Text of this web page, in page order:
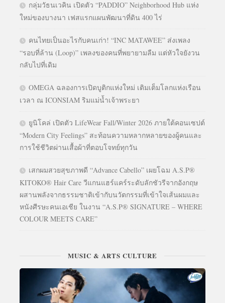
กลุ่มวัธนเวคิน เปิดตัว “PADDIO” Neighborhood Hub แห่ง
ใหม่ของบางนา เฟสแรกแผนพัฒนาที่ดิน 400 ไร่
คนไทยเป็นอะไรกับคนเก่า! “INC MATAWEE” ส่งเพลง
“รอบที่ล้าน (Loop)” เพลงของคนที่พยายามลืม แต่หัวใจยังวน
กลับไปที่เดิม
OMEGA ฉลองการเปิดบูติกแห่งใหม่ เติมเต็มโลกแห่งเรือน
เวลา ณ ICONSIAM ริมแม่น้ำเจ้าพระยา
ยูนิโคล่ เปิดตัว LifeWear Fall/Winter 2026 ภายใต้คอนเซปต์
“Modern City Feelings” สะท้อนความหลากหลายของผู้คนและ
การใช้ชีวิตผ่านเสื้อผ้าที่ตอบโจทย์ทุกวัน
เสกผมสวยสุขภาพดี “Advance Cabello” เผยโฉม A.S.P®
KITOKO® Hair Care วีแกนแฮร์แคร์ระดับลักชัวรีจากอังกฤษ
ผสานพลังจากธรรมชาติเข้ากับนวัตกรรมที่เข้าใจเส้นผมและ
หนังศีรษะคนเอเชีย ในงาน “A.S.P® SIGNATURE – WHERE
COLOUR MEETS CARE”
MUSIC & ARTS CULTURE